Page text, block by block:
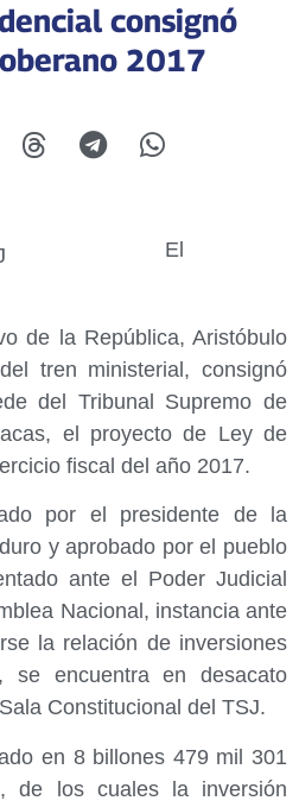
consignó
2017
El
de la República, Aristóbulo
tren ministerial, consignó
del Tribunal Supremo de
el proyecto de Ley de
fiscal del año 2017.
por el presidente de la
y aprobado por el pueblo
ante el Poder Judicial
Nacional, instancia ante
la relación de inversiones
se encuentra en desacato
Constitucional del TSJ.
en 8 billones 479 mil 301
de los cuales la inversión